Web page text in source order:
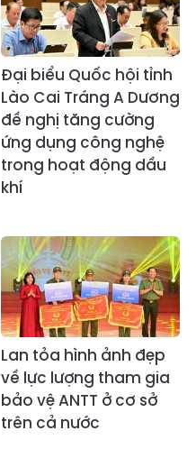
Đại biểu Quốc hội tỉnh
Lào Cai Tráng A Dương
đề nghị tăng cường
ứng dụng công nghệ
trong hoạt động dầu
khí
Lan tỏa hình ảnh đẹp
về lực lượng tham gia
bảo vệ ANTT ở cơ sở
trên cả nước